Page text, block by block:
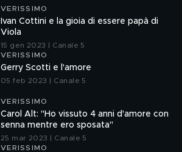
VERISSIMO
Ivan Cottini e la gioia di essere papà di
Viola
15 gen 2023 | Canale 5
VERISSIMO
Gerry Scotti e l'amore
05 feb 2023 | Canale 5
VERISSIMO
Carol Alt: "Ho vissuto 4 anni d'amore con
senna mentre ero sposata"
25 mar 2023 | Canale 5
VERISSIMO